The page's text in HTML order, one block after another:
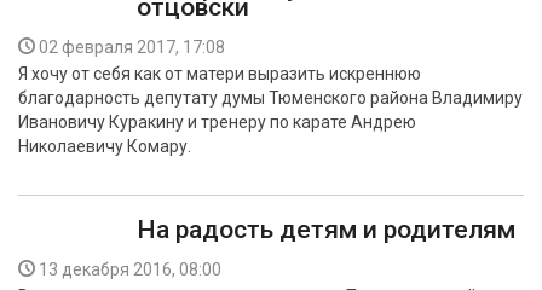
отцовски
02 февраля 2017, 17:08
Я хочу от себя как от матери выразить искреннюю
благодарность депутату думы Тюменского района Владимиру
Ивановичу Куракину и тренеру по карате Андрею
Николаевичу Комару.
На радость детям и родителям
13 декабря 2016, 08:00